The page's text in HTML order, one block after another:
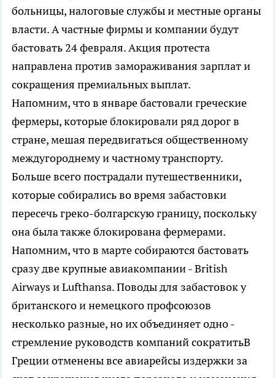
больницы, налоговые службы и местные органы
власти. А частные фирмы и компании будут
бастовать 24 февраля. Акция протеста
направлена против замораживания зарплат и
сокращения премиальных выплат.
Напомним, что в январе бастовали греческие
фермеры, которые блокировали ряд дорог в
стране, мешая передвигаться общественному
междугороднему и частному транспорту.
Больше всего пострадали путешественники,
которые собирались во время забастовки
пересечь греко-болгарскую границу, поскольку
она была также блокирована фермерами.
Напомним, что в марте собираются бастовать
сразу две крупные авиакомпании - British
Airways и Lufthansa. Поводы для забастовок у
британского и немецкого профсоюзов
несколько разные, но их объединяет одно -
стремление руководств компаний сократитьВ
Греции отменены все авиарейсы издержки за